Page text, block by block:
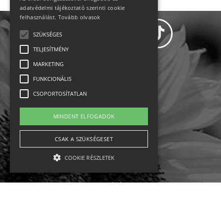
Állásajánlatok
Impresszum-kapcsolat
Jogi nyilatkozat
Rólunk
English
adatvédelmi tájékoztató szerinti cookie
felhasználást. Tovább olvasok
SZÜKSÉGES
TELJESÍTMÉNY
MARKETING
FUNKCIONÁLIS
CSOPORTOSÍTATLAN
MINDENT ELFOGADOK
CSAK A SZÜKSÉGESET
COOKIE RÉSZLETEK